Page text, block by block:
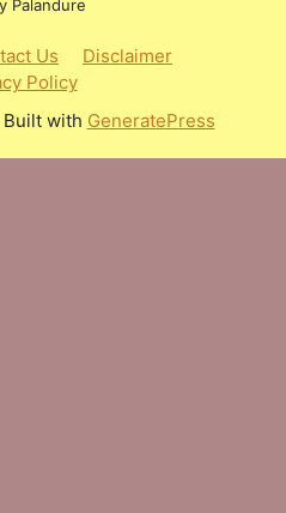
Palandure
Us
Disclaimer
Policy
Built with GeneratePress